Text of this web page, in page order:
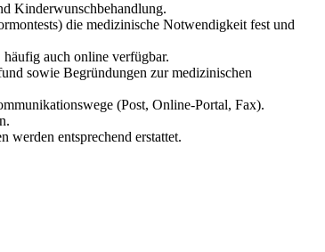
Kinderwunschbehandlung.
die medizinische Notwendigkeit fest und
auch online verfügbar.
sowie Begründungen zur medizinischen
(Post, Online-Portal, Fax).
werden entsprechend erstattet.